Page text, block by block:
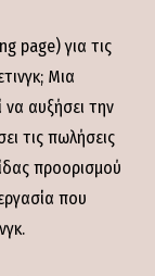
page) για τις
Μια
να αυξήσει την
τις πωλήσεις
προορισμού
που